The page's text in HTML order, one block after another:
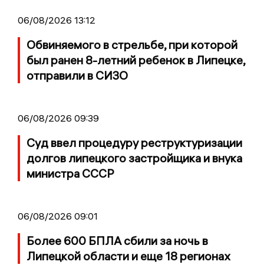
06/08/2026 13:12
Обвиняемого в стрельбе, при которой
был ранен 8-летний ребенок в Липецке,
отправили в СИЗО
06/08/2026 09:39
Суд ввел процедуру реструктуризации
долгов липецкого застройщика и внука
министра СССР
06/08/2026 09:01
Более 600 БПЛА сбили за ночь в
Липецкой области и еще 18 регионах